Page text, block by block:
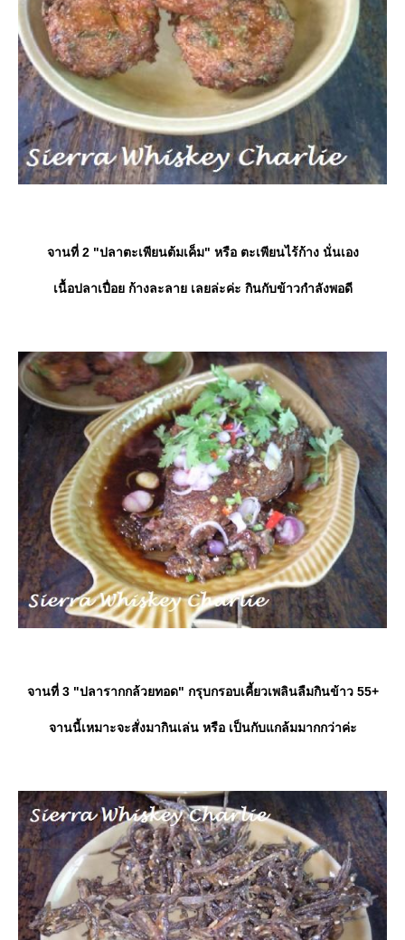
จานที่ 2 "ปลาตะเพียนต้มเค็ม" หรือ ตะเพียนไร้ก้าง นั่นเอง
เนื้อปลาเปื่อย ก้างละลาย เลยล่ะค่ะ กินกับข้าวกำลังพอดี
จานที่ 3 "ปลารากกล้วยทอด" กรุบกรอบเคี้ยวเพลินลืมกินข้าว 55+
จานนี้เหมาะจะสั่งมากินเล่น หรือ เป็นกับแกล้มมากกว่าค่ะ